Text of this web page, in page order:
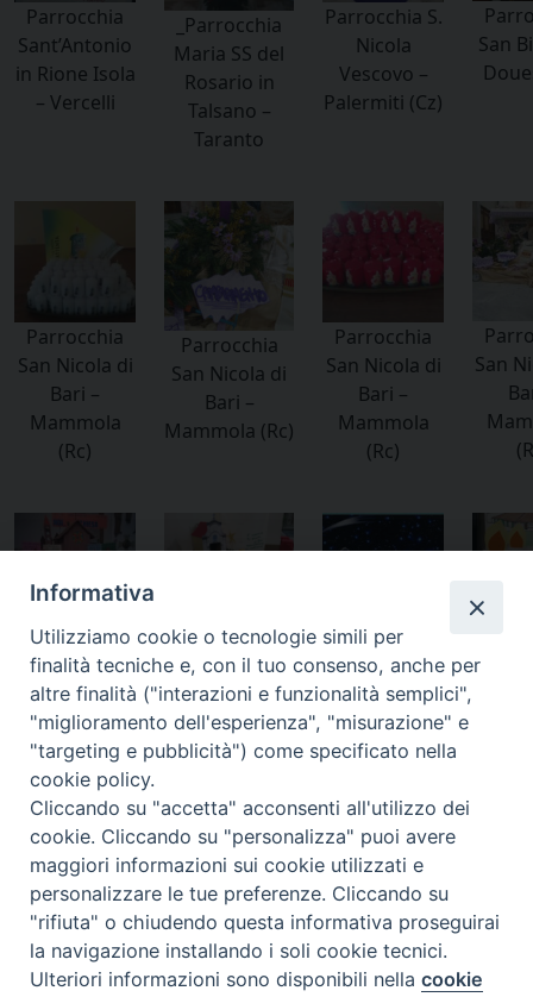
Parrocchia
Sant’Antonio
in Rione Isola
– Vercelli
_Parrocchia
Maria SS del
Rosario in
Talsano –
Taranto
Parrocchia S.
Nicola
Vescovo –
Palermiti (Cz)
San
Parrocchia
San Nicola di
Bari –
Mammola
(Rc)
Parrocchia
San Nicola di
Bari –
Mammola (Rc)
Parrocchia
San Nicola di
Bari –
Mammola
(Rc)
San
Parrocchia di
Cristo Re –
Civitanova
Marche (Mc)
Parrocchia di
San Giuseppe
-Villa San
Giuseppe (Rc)
Parrocchia di
San
Giuseppe -
Villa San
Giuseppe
Parrocchia ParrocchiaPreferenze Cookie
Informativa
Utilizziamo cookie o tecnologie simili per
finalità tecniche e, con il tuo consenso, anche per
altre finalità ("interazioni e funzionalità semplici",
"miglioramento dell'esperienza", "misurazione" e
"targeting e pubblicità") come specificato nella
cookie policy.
Cliccando su "accetta" acconsenti all'utilizzo dei
cookie. Cliccando su "personalizza" puoi avere
maggiori informazioni sui cookie utilizzati e
personalizzare le tue preferenze. Cliccando su
"rifiuta" o chiudendo questa informativa proseguirai
la navigazione installando i soli cookie tecnici.
Ulteriori informazioni sono disponibili nellacookie